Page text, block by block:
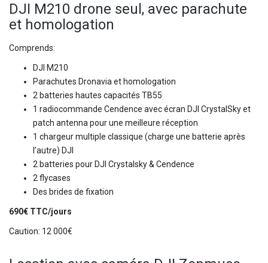
DJI M210 drone seul, avec parachute
et homologation
Comprends:
DJI M210
Parachutes Dronavia et homologation
2 batteries hautes capacités TB55
1 radiocommande Cendence avec écran DJI CrystalSky et
patch antenna pour une meilleure réception
1 chargeur multiple classique (charge une batterie après
l’autre) DJI
2 batteries pour DJI Crystalsky & Cendence
2 flycases
Des brides de fixation
690€ TTC/jours
Caution: 12 000€